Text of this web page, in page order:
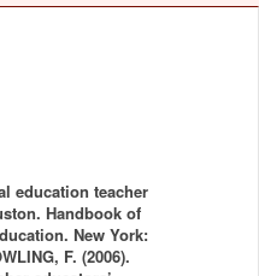
education teacher
Handbook of
New York:
F. (2006).